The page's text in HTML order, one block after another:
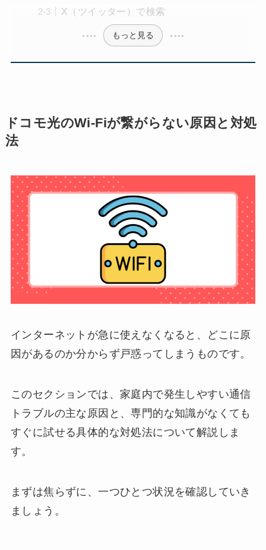
X（ツイッター）で検索
もっと見る
ドコモ光のWi-Fiが繋がらない原因と対処
法
インターネットが急に使えなくなると、どこに原
因があるのか分からず戸惑ってしまうものです。
このセクションでは、家庭内で発生しやすい通信
トラブルの主な原因と、専門的な知識がなくても
すぐに試せる具体的な対処法について解説しま
す。
まずは焦らずに、一つひとつ状況を確認していき
ましょう。